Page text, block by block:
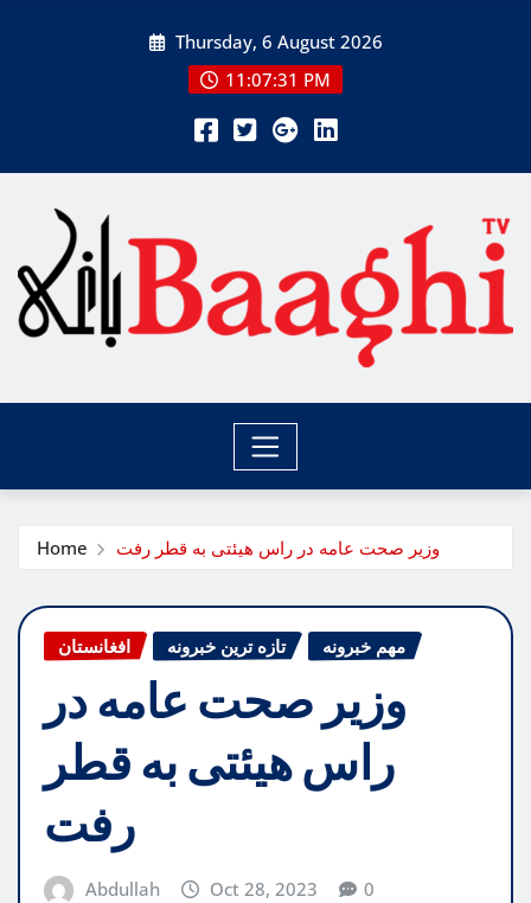
Thursday, 6 August 2026
11:07:32 PM
Home وزیر صحت عامه در راس هیئتی به قطر رفت
افغانستان تازه ترین خبرونه مهم خبرونه
وزیر صحت عامه در
راس هیئتی به قطر
رفت
Abdullah Oct 28, 2023 0